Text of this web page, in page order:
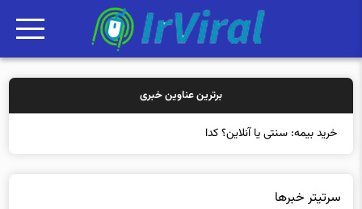
برترین عناوین خبری
خرید بیمه: سنتی یا آنلاین؟ کدامیک تجربه ب
سرتیتر خبرها